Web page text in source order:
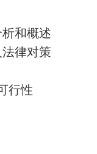
和概述
律对策
行性